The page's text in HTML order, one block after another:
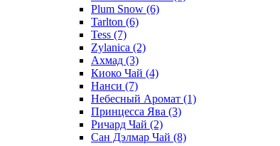
Plum Snow (6)
Tarlton (6)
Tess (7)
Zylanica (2)
Ахмад (3)
Киоко Чай (4)
Нанси (7)
Небесный Аромат (1)
Принцесса Ява (3)
Ричард Чай (2)
Сан Дэлмар Чай (8)